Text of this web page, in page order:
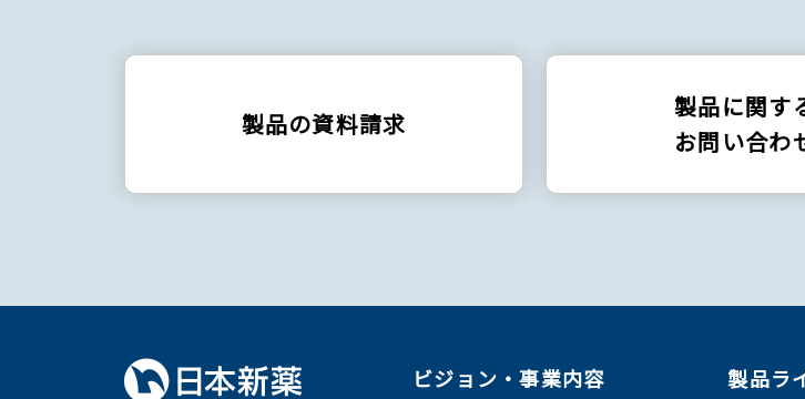
製品の資料請求
製品に関す
お問い合わ
ビジョン・事業内容 製品ラ